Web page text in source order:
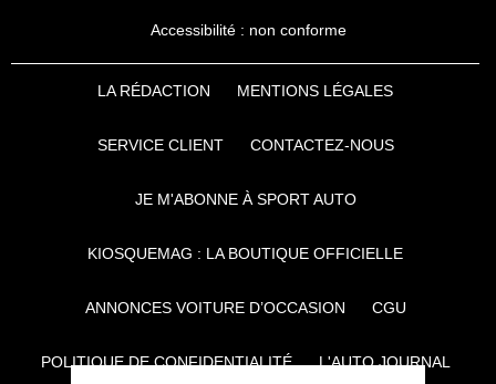
Accessibilité : non conforme
LA RÉDACTION MENTIONS LÉGALES
SERVICE CLIENT CONTACTEZ-NOUS
JE M'ABONNE À SPORT AUTO
KIOSQUEMAG : LA BOUTIQUE OFFICIELLE
ANNONCES VOITURE D’OCCASION CGU
POLITIQUE DE CONFIDENTIALITÉ L'AUTO JOURNAL